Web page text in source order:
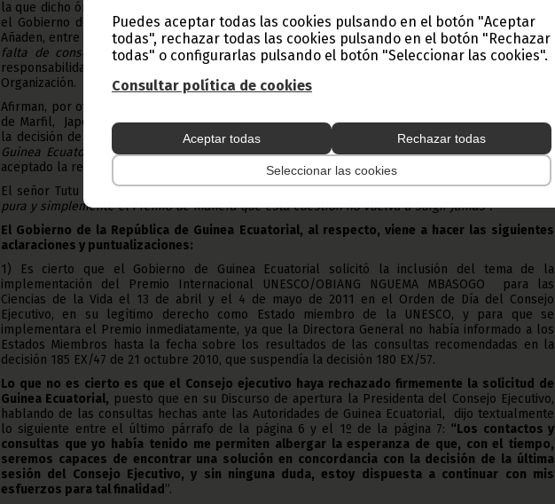
Puedes aceptar todas las cookies pulsando en el botón "Aceptar
todas", rechazar todas las cookies pulsando en el botón "Rechazar
todas" o configurarlas pulsando el botón "Seleccionar las cookies".
Consultar política de cookies
Aceptar todas Rechazar todas
Seleccionar las cookies
la que dicho órgano se ha negado a tomar en consideración una petición hecha el 4 de mayo por
el Gobierno de OBIANG para anular su decisión anterior y atribuir el Premio inmediatamente.
Añaden, entre otras cosas, “que la decisión tomada en octubre de 2010 constató en particular la
falta de consenso entre los Estados miembros para establecer dicho premio ”, así como la
responsabilidad del Consejo de preservar la integridad, los valores y la reputación de la
Organización.
Afirman, por otra parte, que la Presidenta del Consejo Ejecutivo y los representantes que Costa
de Marfil, Japón y otros gobiernos que dirigen el consejo Ejecutivo de la UNESCO han invocado
la decisión de octubre de 2010 “para recomendar unánimemente el rechazo de la petición de
Guinea Ecuatorial para restablecer el Premio”y que los 58 países miembros del Consejo han
aceptado la recomendación de los dirigentes, sin discusión
El señor Tutu Alicante concluye en sus opiniones que “la UNESCOdebería ir más lejos y anular
pura y simplemente el Premio de manera que esta cuestión no vuelva a surgir jamás”.
El Gobierno de la República de Guinea Ecuatorial, al respecto, viene a hacer las siguientes
aclaraciones y puntualizaciones:
1) Es cierto que el Gobierno de Guinea Ecuatorial solicitó la inclusión del tema de la
implementación del Premio Internacional UNESCO/OBIANG NGUEMA MBASOGO para las
Ciencias de la Vida el 13 de abril y el 4 de mayo de 2011 en el Orden de Día del Consejo
Ejecutivo, en su legítimo derecho como Estado miembro de la UNESCO, y para que se
implementara el Premio inmediatamente, ya que la Directora General no había informado a los
Estados Miembros hasta la fecha sobre los resultados de las consultas recomendadas en la
decisión 185 EX/47 de 21 octubre 2010, que suspendía la decisión 180 EX/57.
Lo que no es cierto es que el Consejo ejecutivo haya rechazado firmemente la solicitud de
Guinea Ecuatorial, puesto que en su Discurso de apertura la Presidenta del Consejo Ejecutivo,
hablando de las consultas hechas ante las Autoridades de Guinea Ecuatorial, dijo textualmente
lo siguiente entre el último párrafo de la página 6 y el 1º de la página 7: “Los contactos y
consultas que yo había tenido me permiten albergar la esperanza de que, con el tiempo,
seremos capaces de encontrar una solución en concordancia con la decisión de la última
sesión del Consejo Ejecutivo, y sin ninguna duda, estoy dispuesta a continuar con mis
esfuerzos para tal finalidad ”.